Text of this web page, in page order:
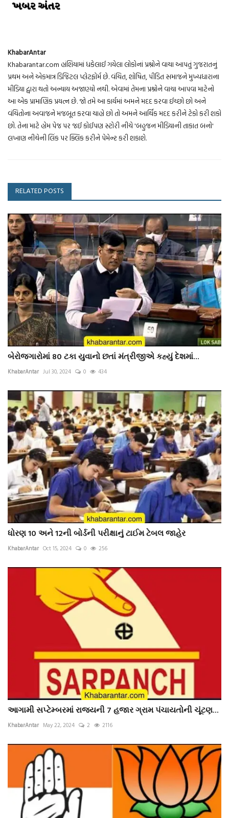
KhabarAntar
Khabarantar.com હાંશિયામાં ધકેલાઈ ગયેલા લોકોનાં પ્રશ્નોને વાચા આપતું ગુજરાતનું
પ્રથમ અને એકમાત્ર ડિજિટલ પ્લેટફોર્મ છે. વંચિત, શોષિત, પીડિત સમાજને મુખ્યધારાના
મીડિયા દ્વારા થતો અન્યાય અજાણ્યો નથી. એવામાં તેમના પ્રશ્નોને વાચા આપવા માટેનો
આ એક પ્રામાણિક પ્રયત્ન છે. જો તમે આ કાર્યમાં અમને મદદ કરવા ઈચ્છો છો અને
વંચિતોના અવાજને મજબૂત કરવા ચાહો છો તો અમને આર્થિક મદદ કરીને ટેકો કરી શકો
છો. તેના માટે હોમ પેજ પર જઈ કોઈપણ સ્ટોરી નીચે 'બહુજન મીડિયાની તાકાત બનો'
લખાણ નીચેની લિંક પર ક્લિક કરીને પેમેન્ટ કરી શકાશે.
RELATED POSTS
બેરોજગારોમાં 80 ટકા યુવાનો છતાં મંત્રીજીએ કહ્યું દેશમાં...
KhabarAntar Jul 30, 2024 0 434
ધોરણ 10 અને 12ની બોર્ડની પરીક્ષાનું ટાઈમ ટેબલ જાહેર
KhabarAntar Oct 15, 2024 0 256
આગામી સપ્ટેમ્બરમાં રાજ્યની 7 હજાર ગ્રામ પંચાયતોની ચૂંટણ...
KhabarAntar May 22, 2024 2 2116